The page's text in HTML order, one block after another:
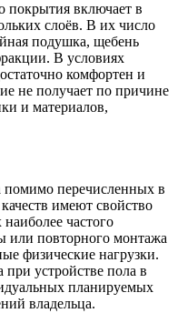
покрытия включает в
слоёв. В их число
подушка, щебень
В условиях
комфортен и
не получает по причине
и материалов,
помимо перечисленных в
имеют свойство
наиболее частого
или повторного монтажа
физические нагрузки.
устройстве пола в
планируемых
владельца.